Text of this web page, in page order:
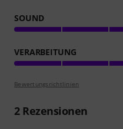
SOUND
VERARBEITUNG
Bewertungsrichtlinien
2Rezensionen